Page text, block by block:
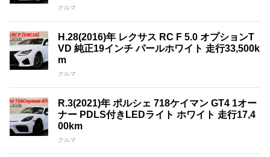
クルマ
H.28(2016)年 レクサス RC F 5.0 オプションT
VD 純正19インチ パールホワイト 走行33,500k
m
クルマ
R.3(2021)年 ポルシェ 718ケイマン GT4 1オー
ナー PDLS付きLEDライト ホワイト 走行17,4
00km
クルマ